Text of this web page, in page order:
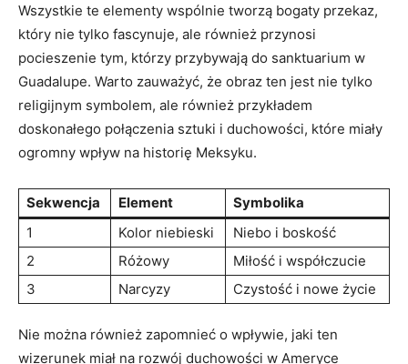
Wszystkie te ​elementy wspólnie tworzą bogaty przekaz,
który nie⁤ tylko ‌fascynuje, ale również przynosi⁣
pocieszenie tym, którzy przybywają do​ sanktuarium w⁢
Guadalupe. Warto zauważyć, że obraz ten jest nie tylko
religijnym symbolem, ale również przykładem
doskonałego połączenia​ sztuki ‍i duchowości, które miały⁤
ogromny wpływ na historię Meksyku.
Sekwencja Element
Symbolika
1
Kolor niebieski
Niebo ⁤i boskość
2
Różowy
Miłość i współczucie
3
Narcyzy Czystość i nowe życie
Nie można ⁤również zapomnieć o ‍wpływie, jaki ten⁢
wizerunek miał na rozwój duchowości w Ameryce